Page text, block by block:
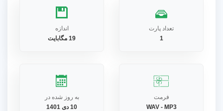
تعداد پارت
1
اندازه
19 مگابایت
فرمت
WAV - MP3
به روز شده در
10 دی 1401